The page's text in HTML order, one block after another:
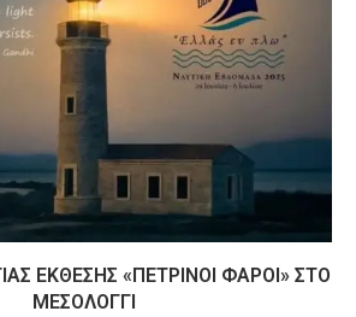
ΈΚΘΕΣΗΣ «ΠΈΤΡΙΝΟΙ ΦΆΡΟΙ» ΣΤΟ
ΜΕΣΟΛΌΓΓΙ